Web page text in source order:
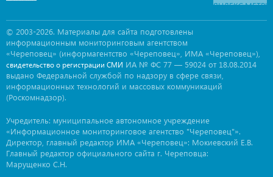
© 2003-2026. Материалы для сайта подготовлены
информационным мониторинговым агентством
«Череповец» (информагентство «Череповец», ИМА «Череповец»),
свидетельство о регистрации СМИ ИА № ФС 77 — 59024 от 18.08.2014
выдано Федеральной службой по надзору в сфере связи,
информационных технологий и массовых коммуникаций
(Роскомнадзор).
Учредитель: муниципальное автономное учреждение
«Информационное мониторинговое агентство "Череповец"».
Директор, главный редактор ИМА «Череповец»: Мокиевский Е.В.
Главный редактор официального сайта г. Череповца:
Марущенко С.Н.